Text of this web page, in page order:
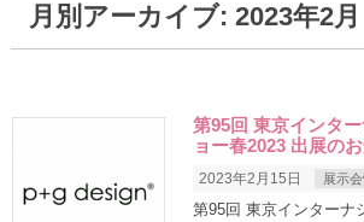
月別アーカイブ: 2023年2月
第95回 東京インタ
ョー春2023 出展の
2023年2月15日 展示
第95回 東京インターナ